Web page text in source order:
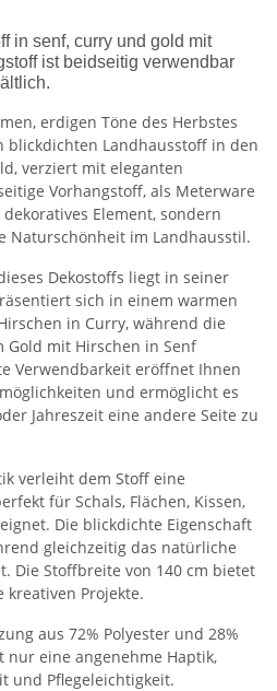
in senf, curry und gold mit
ist beidseitig verwendbar
erdigen Töne des Herbstes
blickdichten Landhausstoff in den
verziert mit eleganten
Vorhangstoff, als Meterware
Element, sondern
Naturschönheit im Landhausstil.
Dekostoffs liegt in seiner
sich in einem warmen
in Curry, während die
Gold mit Hirschen in Senf
Verwendbarkeit eröffnet Ihnen
und ermöglicht es
Jahreszeit eine andere Seite zu
verleiht dem Stoff eine
für Schals, Flächen, Kissen,
Die blickdichte Eigenschaft
gleichzeitig das natürliche
Die Stoffbreite von 140 cm bietet
Projekte.
aus 72% Polyester und 28%
nur eine angenehme Haptik,
und Pflegeleichtigkeit.